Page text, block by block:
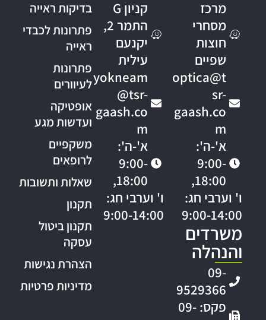
מרכז
מסחרי
חוצות
שפיים
optica@t
sr-
gaash.co
m
א'-ה':
9:00-
18:00,
ו' וערבי חג:
9:00-14:00
משרדים
והנהלה
09-
9529366
פקס: 09-
קניון G
התמר 2,
יקנעם
עילית
yokneam
@tsr-
gaash.co
m
א'-ה':
9:00-
18:00,
ו' וערבי חג:
9:00-14:00
בדיקות ראייה
פתרונות לכבדי
ראייה
פתרונות
לעיוורים
אופטיקה
ועדשות מגע
משקפיים
לרופאים
שאלות ותשובות
תקנון
תקנון ביטול
עסקה
הצהרת נגישות
מדיניות פרטיות